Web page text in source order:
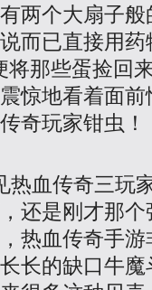
两个大扇子
而已直接用
将那些蛋捡回
惊地看着面
奇玩家钳虫！
热血传奇三玩
还是刚才那
热血传奇手
长的缺口牛